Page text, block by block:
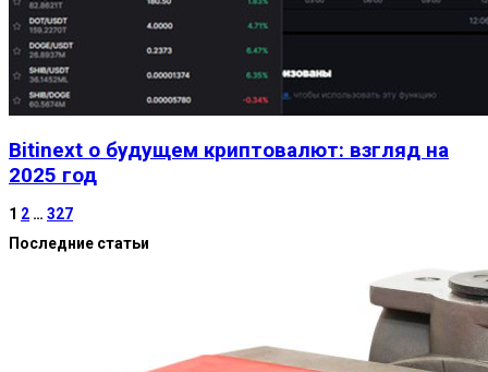
Bitinext о будущем криптовалют: взгляд на
2025 год
1 2 … 327
Последние статьи